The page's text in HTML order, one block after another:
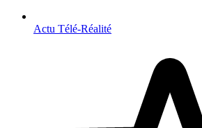
Actu Télé-Réalité